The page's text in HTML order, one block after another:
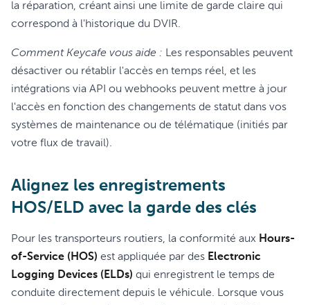
la réparation, créant ainsi une limite de garde claire qui
correspond à l'historique du DVIR.
Comment Keycafe vous aide : Les responsables peuvent
désactiver ou rétablir l'accès en temps réel, et les
intégrations via API ou webhooks peuvent mettre à jour
l'accès en fonction des changements de statut dans vos
systèmes de maintenance ou de télématique (initiés par
votre flux de travail).
Alignez les enregistrements
HOS/ELD avec la garde des clés
Pour les transporteurs routiers, la conformité aux Hours-
of-Service (HOS) est appliquée par des Electronic
Logging Devices (ELDs) qui enregistrent le temps de
conduite directement depuis le véhicule. Lorsque vous